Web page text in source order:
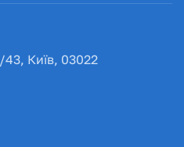
43, Київ, 03022